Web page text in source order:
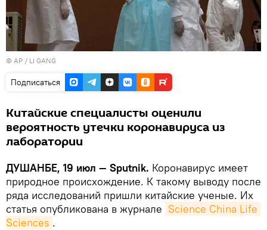
© AP / LI GANG
Подписаться
Китайские специалисты оценили
вероятность утечки коронавируса из
лаборатории
ДУШАНБЕ, 19 июл — Sputnik. Коронавирус имеет
природное происхождение. К такому выводу после
ряда исследований пришли китайские ученые. Их
статья опубликована в журнале Science China Life
Sciences .